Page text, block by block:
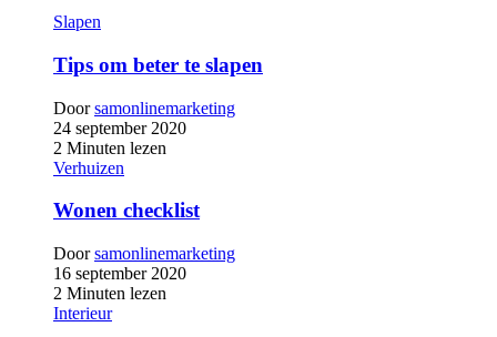
Slapen
Tips om beter te slapen
Doorsamonlinemarketing
24 september 2020
2 Minuten lezen
Verhuizen
Wonen checklist
Doorsamonlinemarketing
16 september 2020
2 Minuten lezen
Interieur